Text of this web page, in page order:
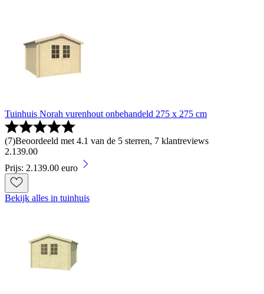
Tuinhuis Norah vurenhout onbehandeld 275 x 275 cm
(7)Beoordeeld met 4.1 van de 5 sterren, 7 klantreviews
2.139.00
Prijs: 2.139.00 euro
Bekijk alles in tuinhuis